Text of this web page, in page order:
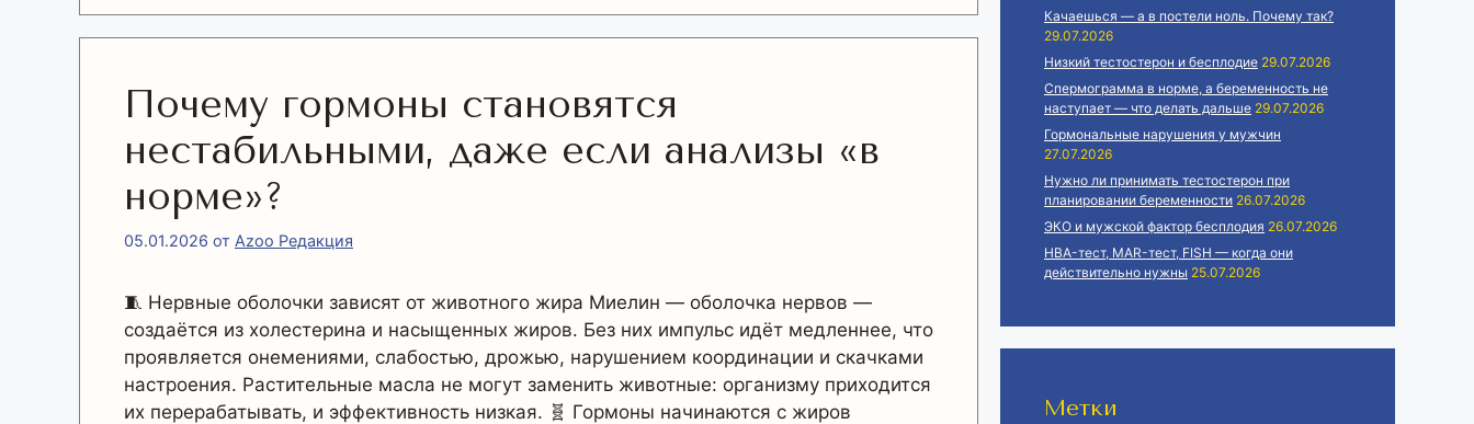
Почему гормоны становятся
нестабильными, даже если анализы «в
норме»?
05.01.2026 от Azoo Редакция
🧵 Нервные оболочки зависят от животного жира Миелин — оболочка нервов —
создаётся из холестерина и насыщенных жиров. Без них импульс идёт медленнее, что
проявляется онемениями, слабостью, дрожью, нарушением координации и скачками
настроения. Растительные масла не могут заменить животные: организму приходится
их перерабатывать, и эффективность низкая. 🧬 Гормоны начинаются с жиров
Качаешься — а в постели ноль. Почему так?
29.07.2026
Низкий тестостерон и бесплодие 29.07.2026
Спермограмма в норме, а беременность не
наступает — что делать дальше 29.07.2026
Гормональные нарушения у мужчин
27.07.2026
Нужно ли принимать тестостерон при
планировании беременности 26.07.2026
ЭКО и мужской фактор бесплодия 26.07.2026
HBA-тест, MAR-тест, FISH — когда они
действительно нужны 25.07.2026
Метки